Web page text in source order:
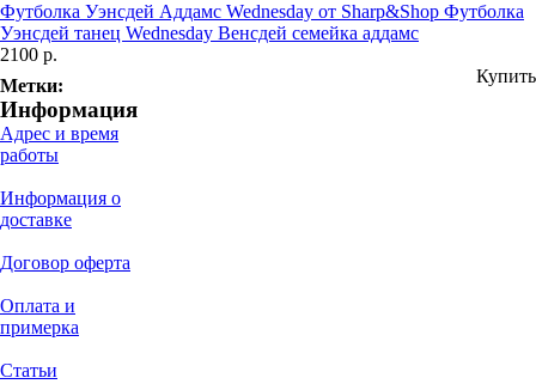
Футболка Уэнсдей Аддамс Wednesday от Sharp&Shop Футболка
Уэнсдей танец Wednesday Венсдей семейка аддамс
2100 р.
Купить
Метки:
Информация
Адрес и время
работы
Информация о
доставке
Договор оферта
Оплата и
примерка
Статьи